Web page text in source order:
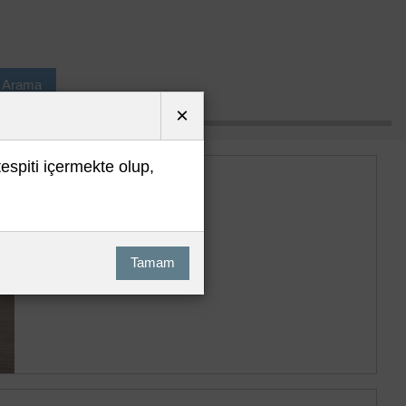
Arama
×
içermekte olup,
Tamam